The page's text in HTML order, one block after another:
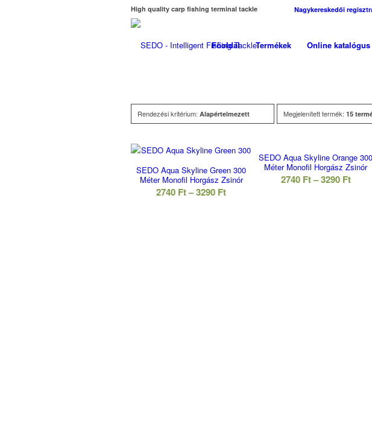
Nagykereskedői
High quality carp fishing terminal tackle
Főoldal Termékek Online katalógus
Rendezési kritérium: Alapértelmezett Megjelenített termék: 15
SEDO Aqua Skyline Green 300
Méter Monofil Horgász Zsinór
2740 Ft–3290 FtÁrtartomány:
SEDO Aqua Skyline Orange 300
Méter Monofil Horgász Zsinór
2740 Ft– 3290 Ft